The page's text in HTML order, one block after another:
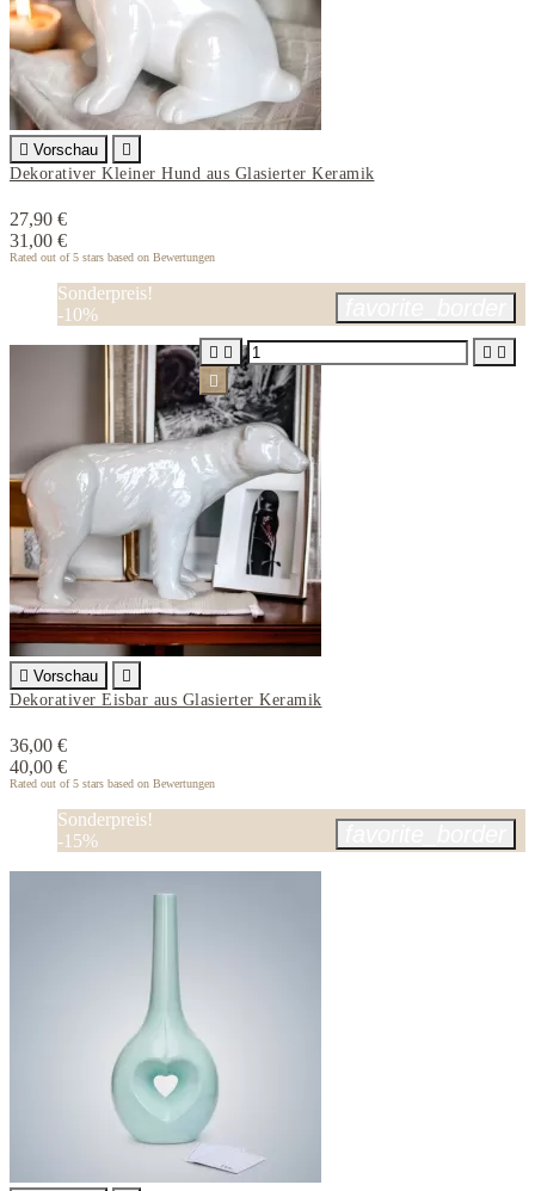
 Vorschau

Dekorativer Kleiner Hund aus Glasierter Keramik
27,90 €
31,00 €
Rated out of 5 stars based on Bewertungen
Sonderpreis!
-10%
 Vorschau

Dekorativer Eisbar aus Glasierter Keramik
36,00 €
40,00 €
Rated out of 5 stars based on Bewertungen
   

Sonderpreis!
-15%